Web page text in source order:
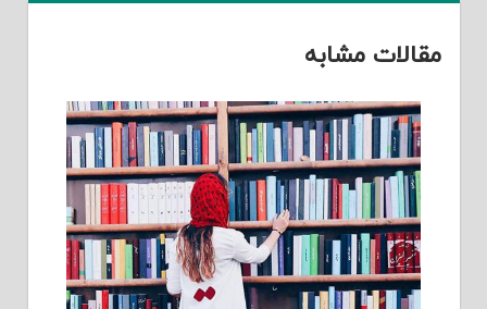
مقالات مشابه